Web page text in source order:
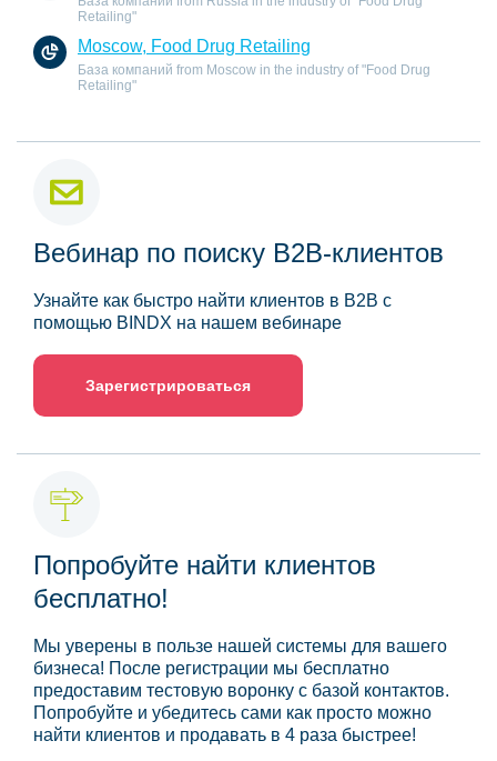
Retailing"
Moscow, Food Drug Retailing
База компаний from Moscow in the industry of "Food Drug
Retailing"
Вебинар по поиску B2B-клиентов
Узнайте как быстро найти клиентов в B2B с
помощью BINDX на нашем вебинаре
Зарегистрироваться
Попробуйте найти клиентов
бесплатно!
Мы уверены в пользе нашей системы для вашего
бизнеса! После регистрации мы бесплатно
предоставим тестовую воронку с базой контактов.
Попробуйте и убедитесь сами как просто можно
найти клиентов и продавать в 4 раза быстрее!